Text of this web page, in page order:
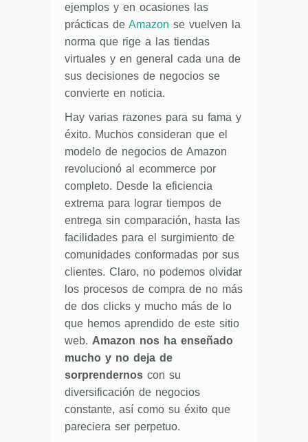
ejemplos y en ocasiones las
prácticas de Amazon se vuelven la
norma que rige a las tiendas
virtuales y en general cada una de
sus decisiones de negocios se
convierte en noticia.
Hay varias razones para su fama y
éxito. Muchos consideran que el
modelo de negocios de Amazon
revolucionó al ecommerce por
completo. Desde la eficiencia
extrema para lograr tiempos de
entrega sin comparación, hasta las
facilidades para el surgimiento de
comunidades conformadas por sus
clientes. Claro, no podemos olvidar
los procesos de compra de no más
de dos clicks y mucho más de lo
que hemos aprendido de este sitio
web. Amazon nos ha enseñado
mucho y no deja de
sorprendernos con su
diversificación de negocios
constante, así como su éxito que
pareciera ser perpetuo.